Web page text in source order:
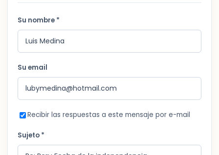
Su nombre *
Su email
Recibir las respuestas a este mensaje por e-mail
Sujeto *